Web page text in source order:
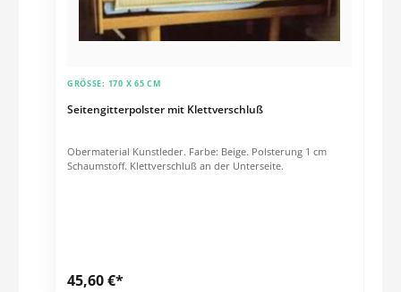
Seitengitterpolster mit Klettverschluß
GRÖSSE: 170 X 65 CM
Obermaterial Kunstleder. Farbe: Beige. Polsterung 1 cm
Schaumstoff. Klettverschluß an der Unterseite.
45,60 €*